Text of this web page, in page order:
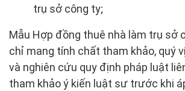
trụ sở công ty;
Mẫu Hợp đồng thuê nhà làm trụ sở
chỉ mang tính chất tham khảo, quý
và nghiên cứu quy định pháp luật
tham khảo ý kiến luật sư trước khi